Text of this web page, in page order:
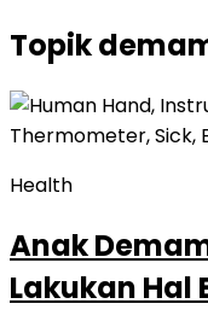
Topik
Health
Anak
Lakukan Hal